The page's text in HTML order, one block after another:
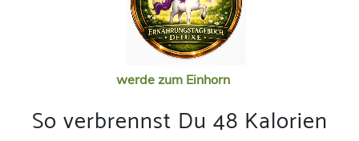
werde zum Einhorn
So verbrennst Du 48 Kalorien